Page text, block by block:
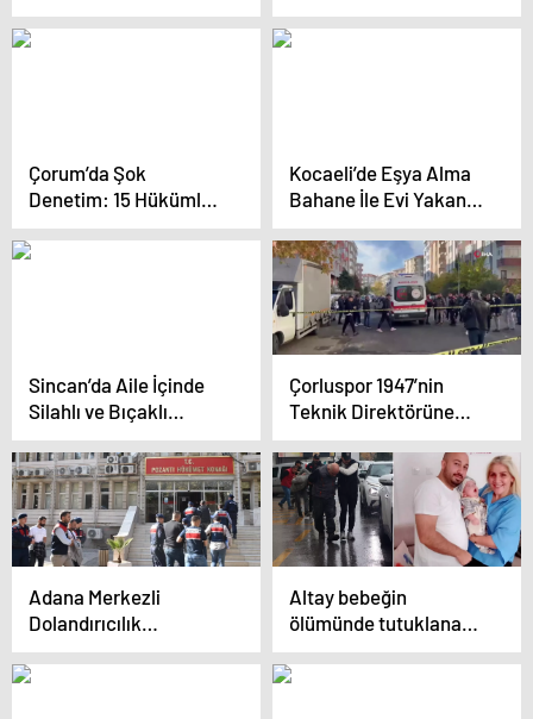
İranlı Tutuklandı
Öldüğü Ortaya Çıktı
Çorum’da Şok
Denetim: 15 Hükümlü
Yakalandı
Kocaeli’de Eşya Alma
Bahane İle Evi Yakan
Kadınlar Kaçtı
Sincan’da Aile İçinde
Silahlı ve Bıçaklı
Kavga: 1 Ölü, 4 Yaralı
Çorluspor 1947’nin
Teknik Direktörüne
Saldırı
Adana Merkezli
Dolandırıcılık
Operasyonunda 2
Tutuklama
Altay bebeğin
ölümünde tutuklanan
mühendisten skandal
savunma: Başka türlü